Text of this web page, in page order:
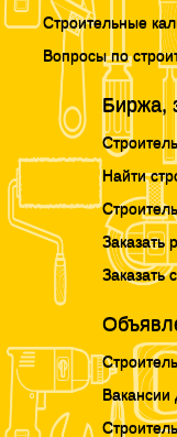
Строительные
Вопросы по
Биржа,
Найти
Заказать
Заказать
Вакансии